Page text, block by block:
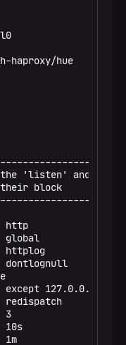
127.0.0.0/8
3
10s
10s
10s
3.ru-
haproxy/hue
the 'listen' and
block
http
global
httplog
dontlognull
127.0.0.0/8
redispatch
3
10s
1m